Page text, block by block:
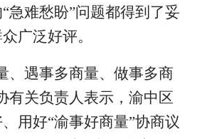
急难愁盼”问题都得到了妥
广泛好评。
、遇事多商量、做事多商
有关负责人表示，渝中区
用好“渝事好商量”协商议